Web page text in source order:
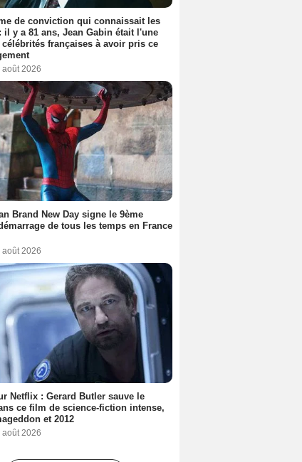
de conviction qui connaissait les
il y a 81 ans, Jean Gabin était l'une
célébrités françaises à avoir pris ce
2026
Brand New Day signe le 9ème
de tous les temps en France
2026
Netflix : Gerard Butler sauve le
ce film de science-fiction intense,
et 2012
2026